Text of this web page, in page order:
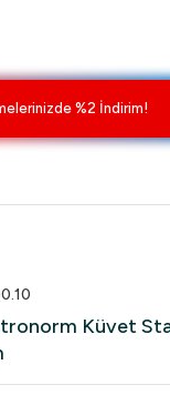
%2 İndirim!
Küvet